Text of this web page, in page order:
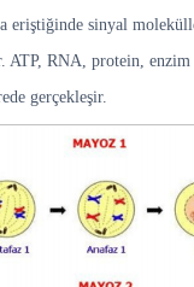
eriştiğinde sinyal
RNA, protein, enzim
gerçekleşir.